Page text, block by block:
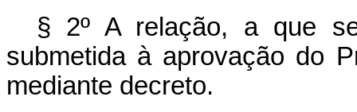
§ 2º A relação, a que
submetida à aprovação do
mediante decreto.